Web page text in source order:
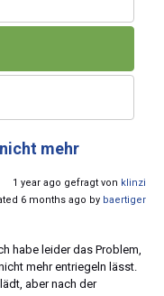
mehr
1 year ago gefragt von klinzi
6 months ago by baertiger
habe leider das Problem,
mehr entriegeln lässt.
aber nach der